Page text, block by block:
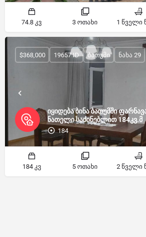
74.8 კვ 3 ოთახი
იყიდება ბინა ბათუმში
ნათელი საძინებლით 184კვ.მ
184
$368,000 19657 ID ბათუმი ნახა 29
184 კვ 5 ოთახი